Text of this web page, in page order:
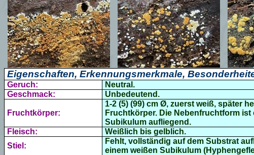
Eigenschaften, Erkennungsmerkmale,
Geruch:
Neutral.
Geschmack:
Unbedeutend.
Fruchtkörper:
1-2 (5) (99) cm Ø, zuerst weiß, später
Fruchtkörper. Die Nebenfruchtform
Subikulum aufliegend.
Fleisch:
Weißlich bis gelblich.
Stiel:
Fehlt, vollständig auf dem Substrat
einem weißen Subikulum